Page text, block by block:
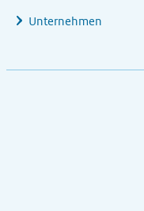
Unternehmen